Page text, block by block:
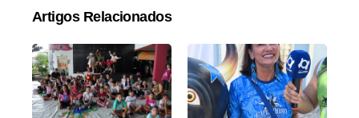
Artigos Relacionados